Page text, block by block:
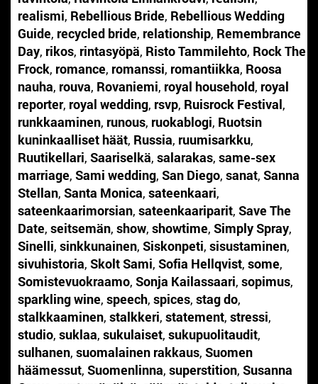
realismi, Rebellious Bride, Rebellious Wedding
Guide, recycled bride, relationship, Remembrance
Day, rikos, rintasyöpä, Risto Tammilehto, Rock The
Frock, romance, romanssi, romantiikka, Roosa
nauha, rouva, Rovaniemi, royal household, royal
reporter, royal wedding, rsvp, Ruisrock Festival,
runkkaaminen, runous, ruokablogi, Ruotsin
kuninkaalliset häät, Russia, ruumisarkku,
Ruutikellari, Saariselkä, salarakas, same-sex
marriage, Sami wedding, San Diego, sanat, Sanna
Stellan, Santa Monica, sateenkaari,
sateenkaarimorsian, sateenkaariparit, Save The
Date, seitsemän, show, showtime, Simply Spray,
Sinelli, sinkkunainen, Siskonpeti, sisustaminen,
sivuhistoria, Skolt Sami, Sofia Hellqvist, some,
Somistevuokraamo, Sonja Kailassaari, sopimus,
sparkling wine, speech, spices, stag do,
stalkkaaminen, stalkkeri, statement, stressi,
studio, suklaa, sukulaiset, sukupuolitaudit,
sulhanen, suomalainen rakkaus, Suomen
häämessut, Suomenlinna, superstition, Susanna